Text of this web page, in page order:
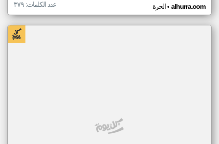
الحرة• alhurra.com عدد الكلمات: ٣٧٩